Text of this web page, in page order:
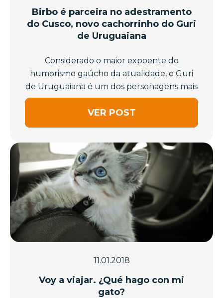
Birbo é parceira no adestramento
do Cusco, novo cachorrinho do Guri
de Uruguaiana
Considerado o maior expoente do
humorismo gaúcho da atualidade, o Guri
de Uruguaiana é um dos personagens mais
querido...
VER POST
11.01.2018
Voy a viajar. ¿Qué hago con mi
gato?